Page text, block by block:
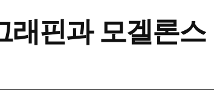
래핀과 모겔론스